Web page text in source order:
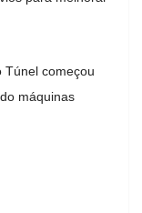
Túnel começou
máquinas